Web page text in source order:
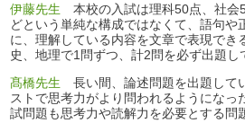
伊藤先生 本校の入試は理科50点、社会
どという単純な構成ではなくて、語句や
に、理解している内容を文章で表現でき
史、地理で1問ずつ、計2問を必ず出題し
髙橋先生 長い間、論述問題を出題して
ストで思考力がより問われるようになっ
試問題も思考力や読解力を必要とする問